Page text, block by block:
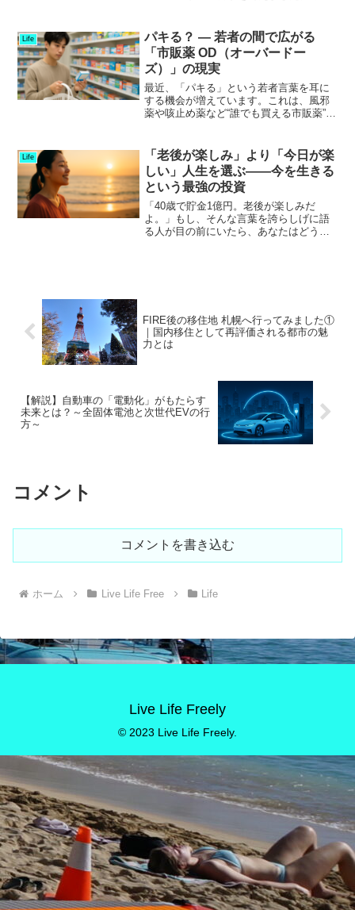
ライアンスゴールド資格を維持するとい
う新ル...
Life
パキる？ ― 若者の間で広がる
「市販薬 OD（オーバードー
ズ）」の現実
最近、「パキる」という若者言葉を耳に
する機会が増えています。これは、風邪
薬や咳止め薬など“誰でも買える市販薬”を
ドーズ（OD）」を指す言葉です。もとも
とはドラッグや違法...
Life
「老後が楽しみ」より「今日が楽
しい」人生を選ぶ——今を生きる
という最強の投資
「40歳で貯金1億円。老後が楽しみだ
よ。」もし、そんな言葉を誇らしげに語
る人が目の前にいたら、あなたはどう感
FIRE後の移住地 札幌へ行ってみました①
｜国内移住として再評価される都市の魅
力とは
【解説】自動車の「電動化」がもたらす
未来とは？～全固体電池と次世代EVの行
方～
コメント
コメントを書き込む
ホーム Live Life Free Life
Live Life Freely
© 2023 Live Life Freely.